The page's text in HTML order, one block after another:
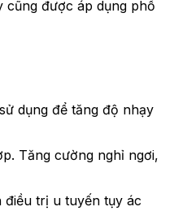
cũng được áp dụng phổ
dụng để tăng độ nhạy
Tăng cường nghỉ ngơi,
điều trị u tuyến tụy ác